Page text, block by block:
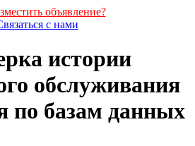
объявление?
с нами
истории
обслуживания
по базам данных